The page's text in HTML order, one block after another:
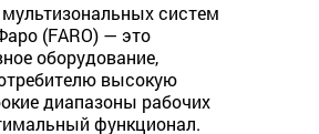
систем
(FARO) — это
оборудо­вание,
высокую
диапазоны рабочих
функционал.